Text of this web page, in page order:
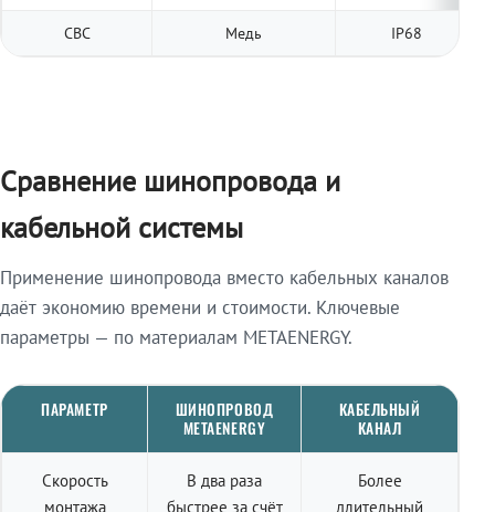
СВС Медь IP68
Сравнение шинопровода и
кабельной системы
Применение шинопровода вместо кабельных каналов
даёт экономию времени и стоимости. Ключевые
параметры — по материалам METAENERGY.
ПАРАМЕТР
ШИНОПРОВОД
METAENERGY
КАБЕЛЬНЫЙ
КАНАЛ
Скорость
монтажа
В два раза
быстрее за счёт
Более
длительный